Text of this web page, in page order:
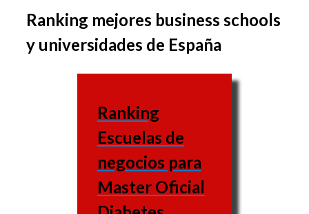
El conjunto de materias
varía de una escuela de
negocios a otra, de
materias varían también.
Escuela
de
negocios
Ranking mejores business schools
y universidades de España
Ranking
Escuelas de
negocios para
Master Oficial